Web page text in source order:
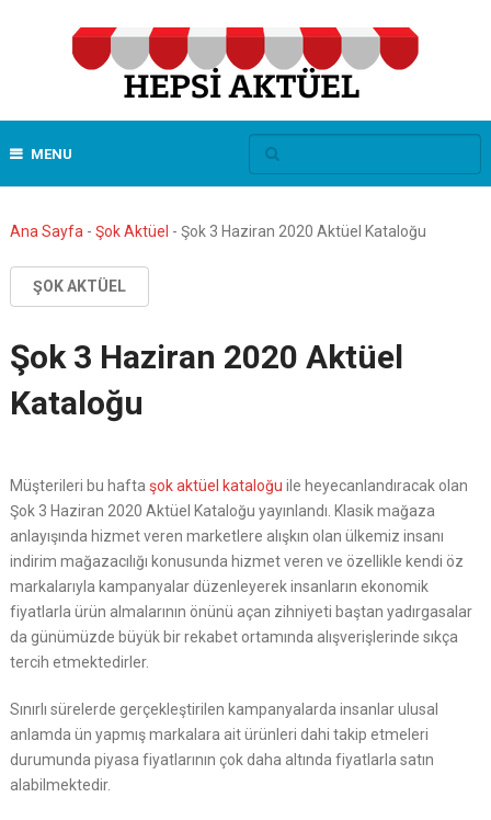
MENU
Ana Sayfa - Şok Aktüel - Şok 3 Haziran 2020 Aktüel Kataloğu
ŞOK AKTÜEL
Şok 3 Haziran 2020 Aktüel
Kataloğu
Müşterileri bu hafta şok aktüel kataloğu ile heyecanlandıracak olan
Şok 3 Haziran 2020 Aktüel Kataloğu yayınlandı. Klasik mağaza
anlayışında hizmet veren marketlere alışkın olan ülkemiz insanı
indirim mağazacılığı konusunda hizmet veren ve özellikle kendi öz
markalarıyla kampanyalar düzenleyerek insanların ekonomik
fiyatlarla ürün almalarının önünü açan zihniyeti baştan yadırgasalar
da günümüzde büyük bir rekabet ortamında alışverişlerinde sıkça
tercih etmektedirler.
Sınırlı sürelerde gerçekleştirilen kampanyalarda insanlar ulusal
anlamda ün yapmış markalara ait ürünleri dahi takip etmeleri
durumunda piyasa fiyatlarının çok daha altında fiyatlarla satın
alabilmektedir.